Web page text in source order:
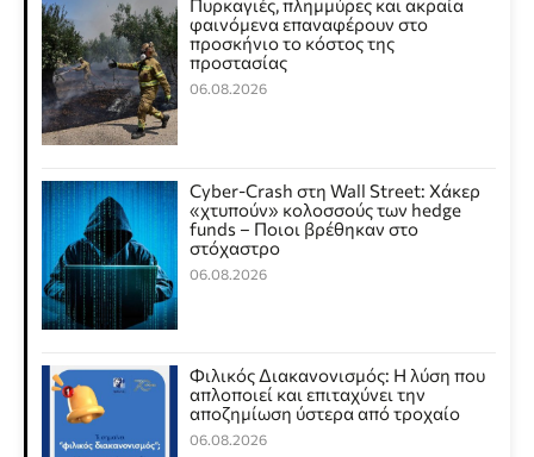
Πυρκαγιές, πλημμύρες και ακραία
φαινόμενα επαναφέρουν στο
προσκήνιο το κόστος της
προστασίας
06.08.2026
Cyber-Crash στη Wall Street: Χάκερ
«χτυπούν» κολοσσούς των hedge
funds – Ποιοι βρέθηκαν στο
στόχαστρο
06.08.2026
Φιλικός Διακανονισμός: Η λύση που
απλοποιεί και επιταχύνει την
αποζημίωση ύστερα από τροχαίο
06.08.2026